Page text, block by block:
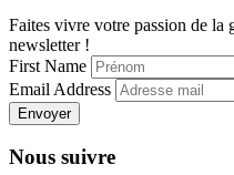
Faites vivre votre passion de la
newsletter !
First Name
Email Address
Envoyer
Nous suivre